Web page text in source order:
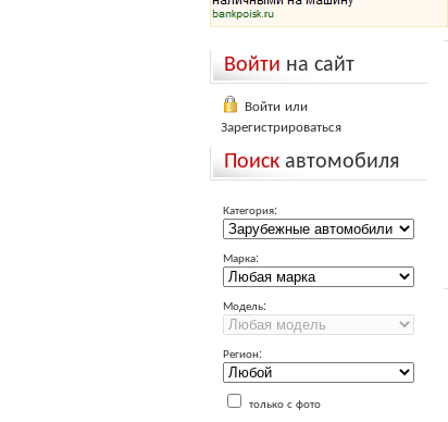
Войти на сайт
Войти или
Зарегистрироваться
Поискавтомобиля
Категория:
Марка:
Модель:
Регион:
только с фото